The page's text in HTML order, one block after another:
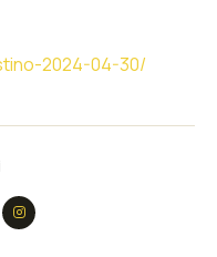
2024-04-30/